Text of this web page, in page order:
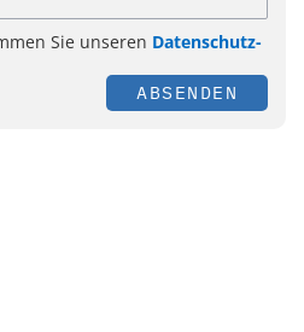
Sie unseren Datenschutz-
ABSENDEN